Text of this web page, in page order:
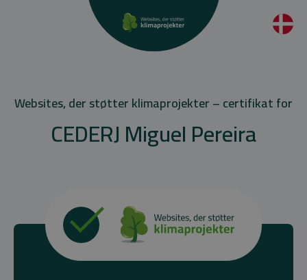
Websites, der støtter klimaprojekter – certifikat for
CEDERJ Miguel Pereira